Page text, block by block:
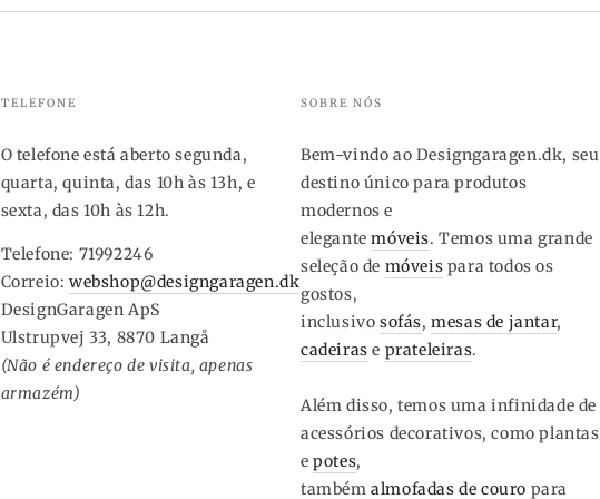
TELEFONE
O telefone está aberto segunda,
quarta, quinta, das 10h às 13h, e
sexta, das 10h às 12h.
Telefone: 71992246
Correio: webshop@designgaragen.dk
DesignGaragen ApS
Ulstrupvej 33, 8870 Langå
(Não é endereço de visita, apenas
armazém)
SOBRE NÓS
Bem-vindo ao Designgaragen.dk, seu
destino único para produtos
modernos e
elegantemóveis. Temos uma grande
seleção de móveis para todos os
gostos,
inclusivosofás,mesas de jantar,
cadeiras e prateleiras.
Além disso, temos uma infinidade de
acessórios decorativos, como plantas
epotes,
tambémalmofadas de couro para